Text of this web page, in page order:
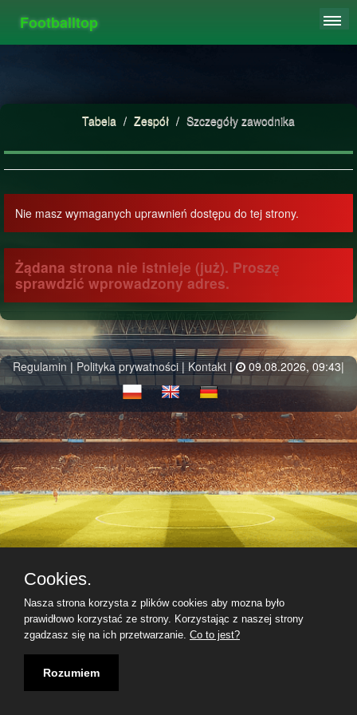
Footballtop
STATYSTYKI
Tabela / Zespół / Szczegóły zawodnika
Nie masz wymaganych uprawnień dostępu do tej strony.
Żądana strona nie istnieje (już). Proszę
sprawdzić wprowadzony adres.
Regulamin | Polityka prywatności | Kontakt | 09.08.2026, 09:43|
Cookies.
Nasza strona korzysta z plików cookies aby mozna było
prawidłowo korzystać ze strony. Korzystając z naszej strony
zgadzasz się na ich przetwarzanie. Co to jest?
Rozumiem